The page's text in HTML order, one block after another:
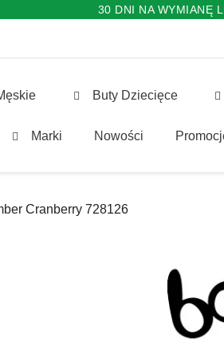
30 DNI NA WYMIANĘ
Buty Dziecięce
Marki Nowości
Cranberry 728126